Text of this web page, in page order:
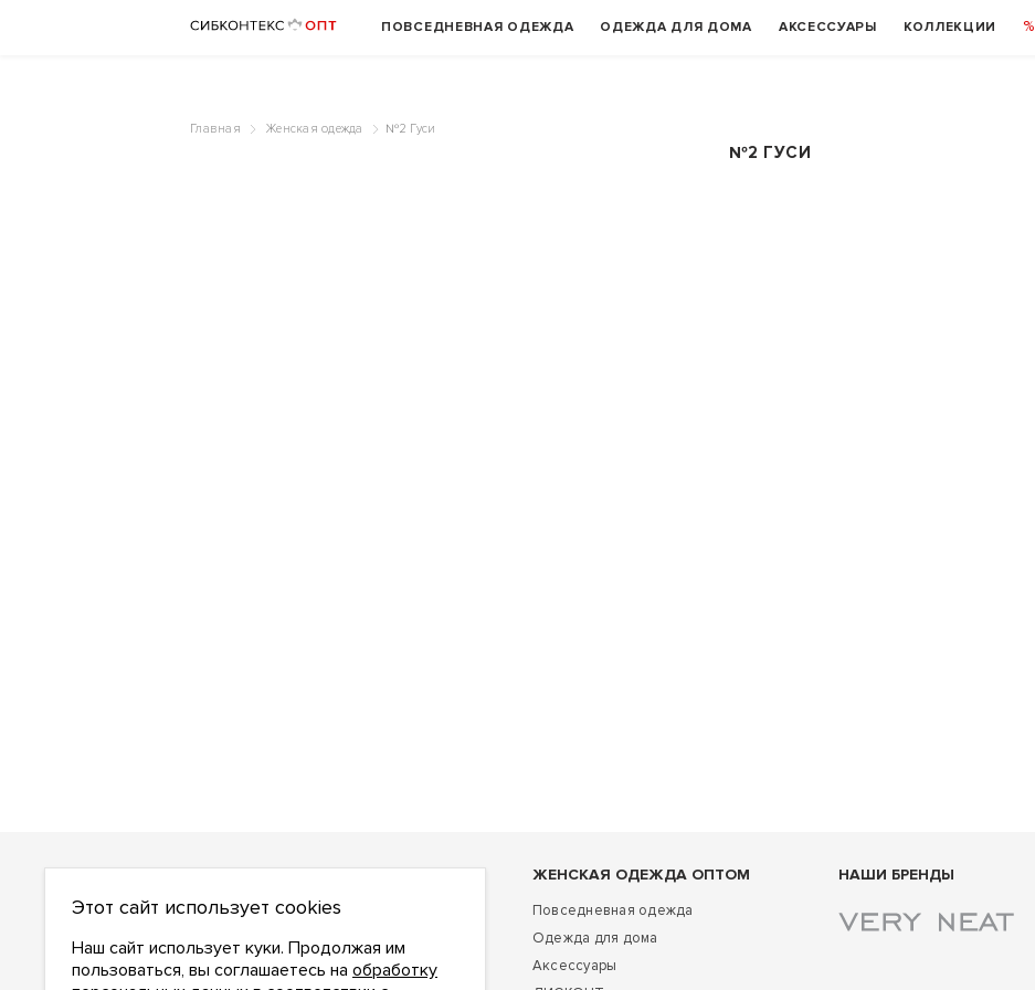
ПОВСЕДНЕВНАЯ ОДЕЖДА ОДЕЖДА ДЛЯ ДОМА АКСЕССУАРЫ КОЛЛЕКЦИИ
Главная Женская одежда №2 Гуси
№2 ГУСИ
О НАС
О компании
Как сделать заказ
Условия работы
ЖЕНСКАЯ ОДЕЖДА ОПТОМ
Повседневная одежда
Одежда для дома
Аксессуары
НАШИ БРЕНДЫ
Этот сайт использует cookies
Наш сайт использует куки. Продолжая им
пользоваться, вы соглашаетесь на обработку